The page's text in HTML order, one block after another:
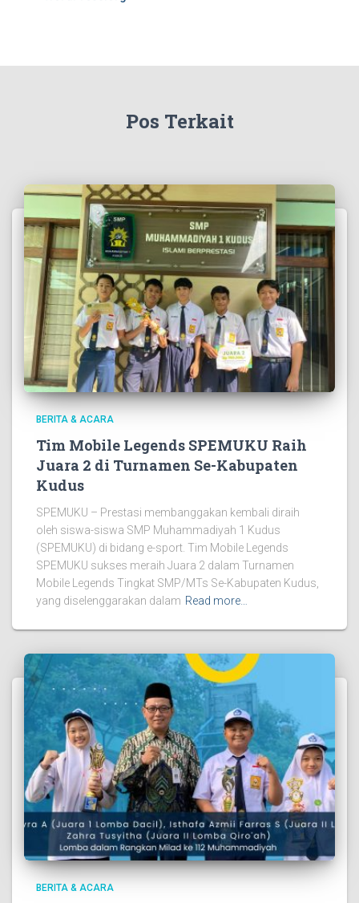
Pos Terkait
BERITA & ACARA
Tim Mobile Legends SPEMUKU Raih
Juara 2 di Turnamen Se-Kabupaten
Kudus
SPEMUKU – Prestasi membanggakan kembali diraih
oleh siswa-siswa SMP Muhammadiyah 1 Kudus
(SPEMUKU) di bidang e-sport. Tim Mobile Legends
SPEMUKU sukses meraih Juara 2 dalam Turnamen
Mobile Legends Tingkat SMP/MTs Se-Kabupaten Kudus,
yang diselenggarakan dalam Read more…
BERITA & ACARA